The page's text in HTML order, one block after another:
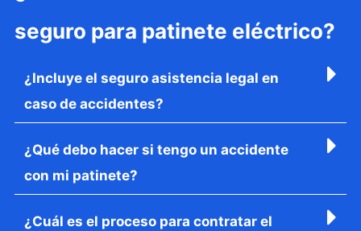
seguro para patinete eléctrico?
¿Incluye el seguro asistencia legal en
caso de accidentes?
¿Qué debo hacer si tengo un accidente
con mi patinete?
¿Cuál es el proceso para contratar el